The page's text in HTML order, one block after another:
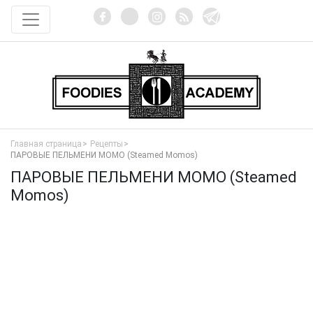
Главная страница
Рецепты
ПАРОВЫЕ ПЕЛЬМЕНИ МОМО (Steamed Momos)
ПАРОВЫЕ ПЕЛЬМЕНИ МОМО (Steamed
Momos)